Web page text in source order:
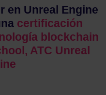
en Unreal Engine
certificación
blockchain
ATC Unreal